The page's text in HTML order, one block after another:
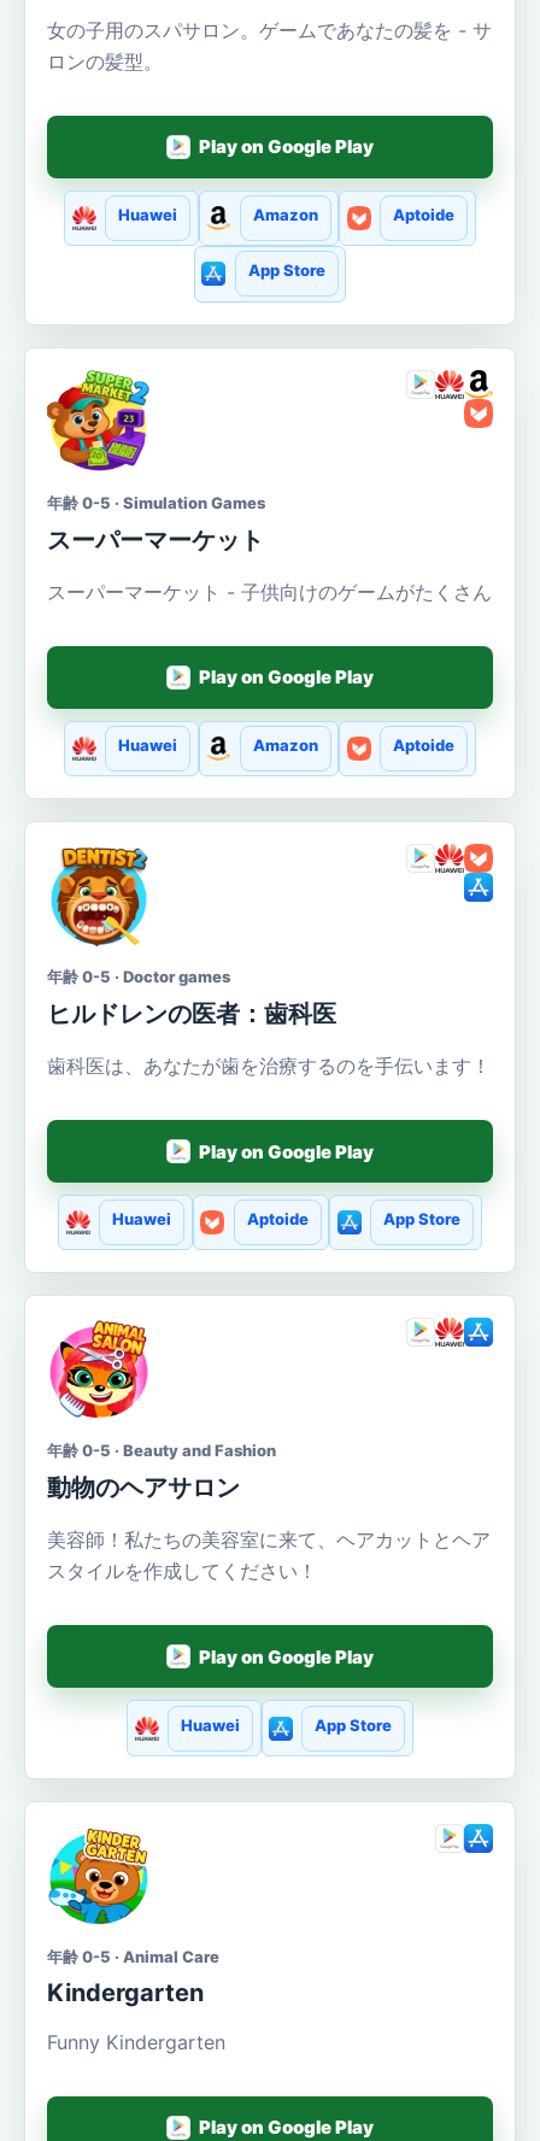
女の子用のスパサロン。ゲームであなたの髪を - サ
ロンの髪型。
Play on Google Play
Huawei Amazon Aptoide
App Store
年齢 0-5 · Simulation Games
スーパーマーケット
スーパーマーケット - 子供向けのゲームがたくさん
Play on Google Play
Huawei Amazon Aptoide
年齢 0-5 · Doctor games
ヒルドレンの医者：歯科医
歯科医は、あなたが歯を治療するのを手伝います！
Play on Google Play
Huawei Aptoide App Store
年齢 0-5 · Beauty and Fashion
動物のヘアサロン
美容師！私たちの美容室に来て、ヘアカットとヘア
スタイルを作成してください！
Play on Google Play
Huawei App Store
年齢 0-5 · Animal Care
Kindergarten
Funny Kindergarten
Play on Google Play